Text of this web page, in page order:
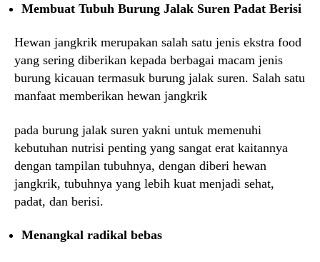
Membuat Tubuh Burung Jalak Suren Padat Berisi
Hewan jangkrik merupakan salah satu jenis ekstra food
yang sering diberikan kepada berbagai macam jenis
burung kicauan termasuk burung jalak suren. Salah satu
manfaat memberikan hewan jangkrik
pada burung jalak suren yakni untuk memenuhi
kebutuhan nutrisi penting yang sangat erat kaitannya
dengan tampilan tubuhnya, dengan diberi hewan
jangkrik, tubuhnya yang lebih kuat menjadi sehat,
padat, dan berisi.
Menangkal radikal bebas